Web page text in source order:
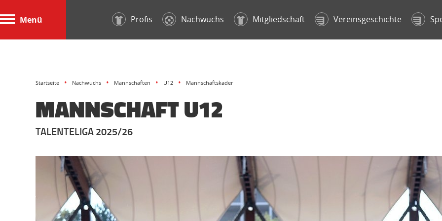
Menü Profis Nachwuchs Mitgliedschaft Vereinsgeschichte
Startseite Nachwuchs Mannschaften U12 Mannschaftskader
MANNSCHAFT U12
TALENTELIGA 2025/26